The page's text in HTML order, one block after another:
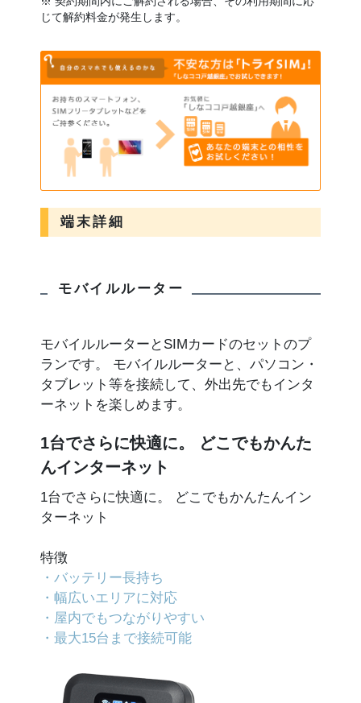
じて解約料金が発生します。
端末詳細
モバイルルーター
モバイルルーターとSIMカードのセットのプ
ランです。 モバイルルーターと、パソコン・
タブレット等を接続して、外出先でもインタ
ーネットを楽しめます。
1台でさらに快適に。 どこでもかんた
んインターネット
1台でさらに快適に。 どこでもかんたんイン
ターネット
特徴
・バッテリー長持ち
・幅広いエリアに対応
・屋内でもつながりやすい
・最大15台まで接続可能